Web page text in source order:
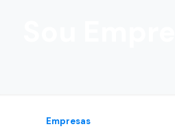
Empresas